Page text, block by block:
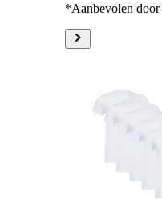
*Aanbevolen door